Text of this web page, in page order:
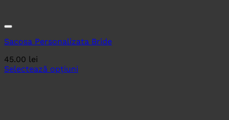
Sacosa Personalizata Bride
45.00 lei
Selectează opțiuni